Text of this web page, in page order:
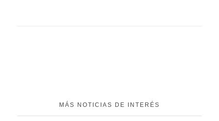
MÁS NOTICIAS DE INTERÉS